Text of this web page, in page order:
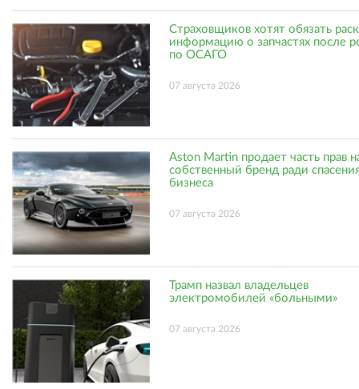
Страховщиков хотят обязать
информацию о запчастях после
по ОСАГО
07 августа 2026
Aston Martin продает часть прав
собственный бренд ради
бизнеса
07 августа 2026
Трамп назвал владельцев
электромобилей «больными»
07 августа 2026